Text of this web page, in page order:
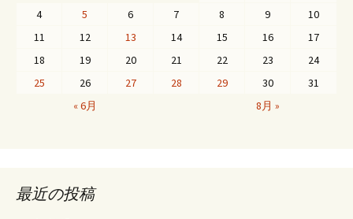
« 6月 8月 »
4
5 6 7 8 9
10
11
12 13 14 15 16
17
18
19 20 21 22 23
24
25
26 27 28 29 30 31
最近の投稿